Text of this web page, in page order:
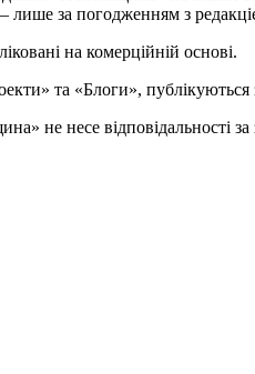
за погодженням з
на комерційній основі.
та «Блоги», публікуються
не несе відповідальності